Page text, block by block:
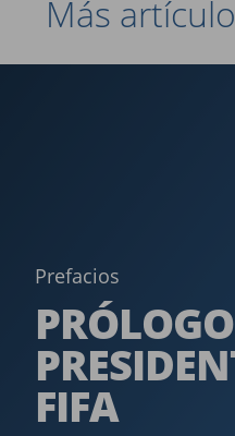
Más
Prefacios
FIFA